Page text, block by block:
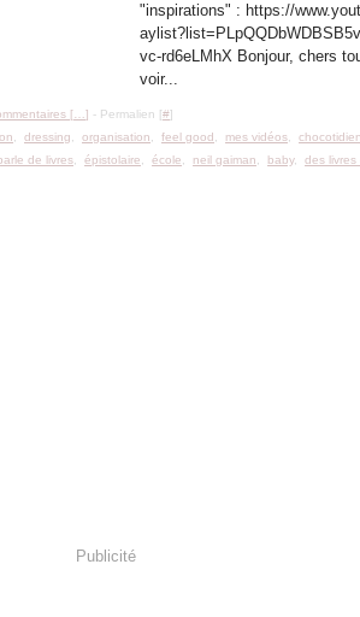
"inspirations" : https://
vc-rd6eLMhX Bonjour, chers
voir...
[ …] - Permalien [#]
,dressing ,organisation ,feel good mes vidéos ,chocotidien
de livres ,épistolaire ,école neil gaiman baby,des
Publicité